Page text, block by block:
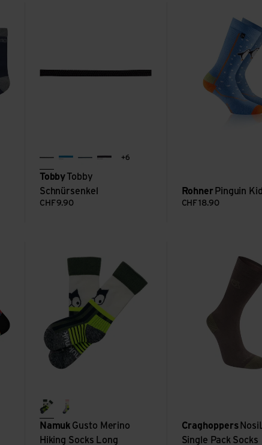
+6
TobbyTobby
Schnürsenkel
CHF 9.90
Rohner Pinguin
CHF 18.90
& wonderland
fruity
true navy/northern lights
purple blue/sunset rose
Namuk Gusto Merino
Hiking Socks Long
Craghoppers
Single Pack Socks